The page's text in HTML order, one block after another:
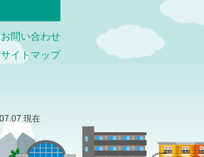
お問い合わせ
サイトマップ
現在